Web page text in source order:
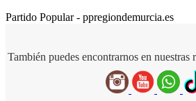
Partido Popular - ppregiondemurcia.es
También puedes encontrarnos en nuestras